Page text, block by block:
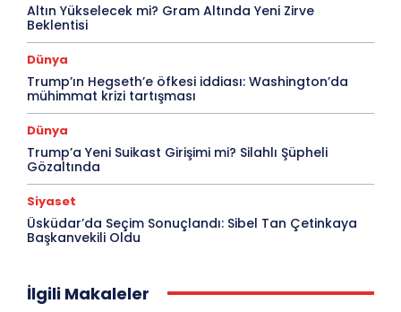
Altın Yükselecek mi? Gram Altında Yeni Zirve
Beklentisi
Dünya
Trump’ın Hegseth’e öfkesi iddiası: Washington’da
mühimmat krizi tartışması
Dünya
Trump’a Yeni Suikast Girişimi mi? Silahlı Şüpheli
Gözaltında
Siyaset
Üsküdar’da Seçim Sonuçlandı: Sibel Tan Çetinkaya
Başkanvekili Oldu
İlgili Makaleler